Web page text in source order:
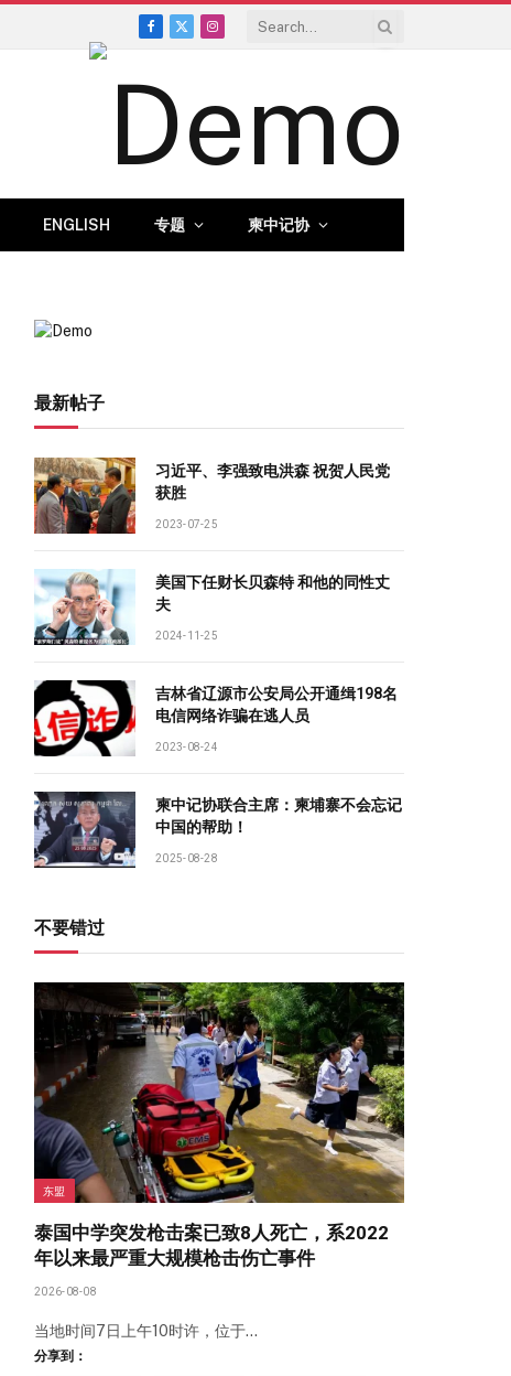
Facebook
X
Instagram
ENGLISH 专题 柬中记协
最新帖子
习近平、李强致电洪森 祝贺人民党
获胜
2023-07-25
美国下任财长贝森特 和他的同性丈
夫
2024-11-25
吉林省辽源市公安局公开通缉198名
电信网络诈骗在逃人员
2023-08-24
柬中记协联合主席：柬埔寨不会忘记
中国的帮助！
2025-08-28
不要错过
东盟
泰国中学突发枪击案已致8人死亡，系2022
年以来最严重大规模枪击伤亡事件
2026-08-08
当地时间7日上午10时许，位于…
分享到：